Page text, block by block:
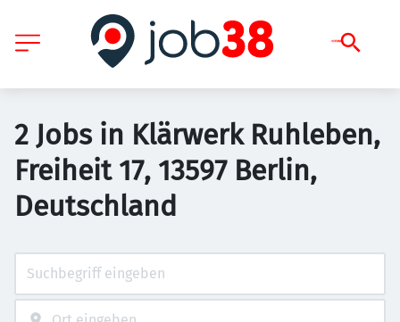
2 Jobs in Klärwerk Ruhleben,
Freiheit 17, 13597 Berlin,
Deutschland